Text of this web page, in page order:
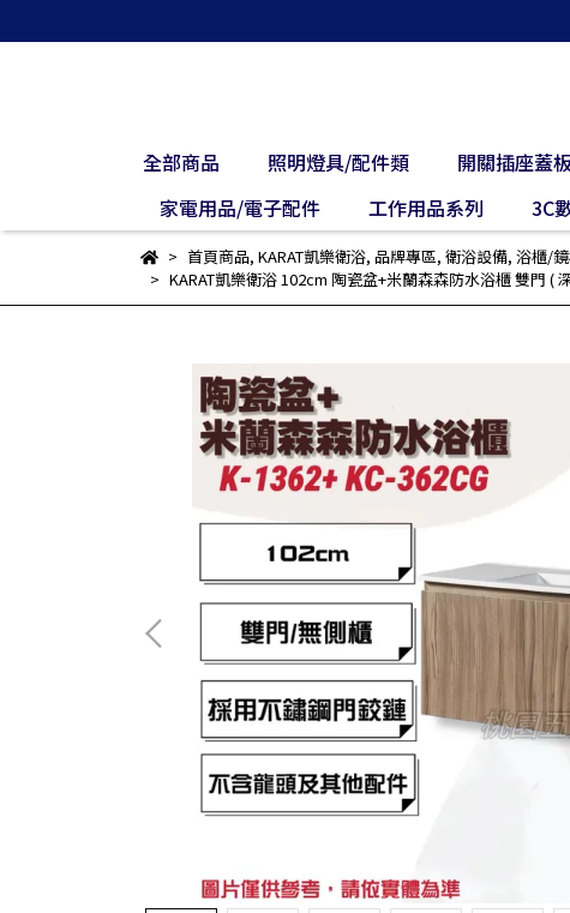
全部商品 照明燈具/配件類 開關插座蓋
家電用品/電子配件
工作用品系列 3C
首頁商品, KARAT凱樂衛浴, 品牌專區, 衛浴設備, 浴櫃/
KARAT凱樂衛浴 102cm 陶瓷盆+米蘭森森防水浴櫃 雙門 (